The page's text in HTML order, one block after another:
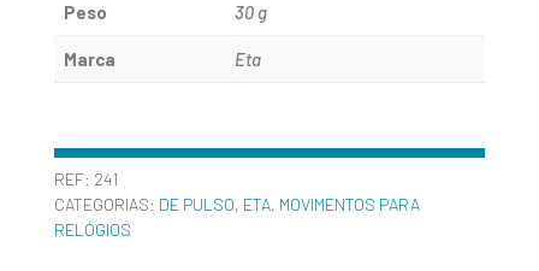
Peso 30 g
Marca Eta
REF: 241
CATEGORIAS: DE PULSO, ETA, MOVIMENTOS PARA
RELÓGIOS